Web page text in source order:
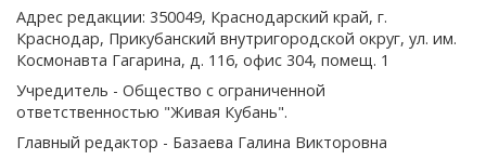
Адрес редакции: 350049, Краснодарский край, г.
Краснодар, Прикубанский внутригородской округ, ул. им.
Космонавта Гагарина, д. 116, офис 304, помещ. 1
Учредитель - Общество с ограниченной
ответственностью "Живая Кубань".
Главный редактор - Базаева Галина Викторовна